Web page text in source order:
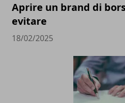
Aprire un brand di
evitare
18/02/2025